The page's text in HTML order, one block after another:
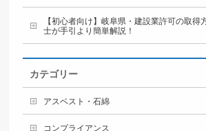
【初心者向け】岐阜県・建設業許可の取得
士が手引より簡単解説！
カテゴリー
アスベスト・石綿
コンプライアンス